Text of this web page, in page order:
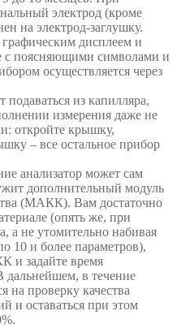
электрод (кроме
на электрод-заглушку.
дисплеем и
с поясняющими символами и
осуществляется через
из капилляра,
измерения даже не
откройте крышку,
– все остальное прибор
анализатор может сам
дополнительный модуль
(МАКК). Вам достаточно
(опять же, при
а не утомительно набивая
10 и более параметров),
и задайте время
дальнейшем, в течение
на проверку качества
и оставаться при этом